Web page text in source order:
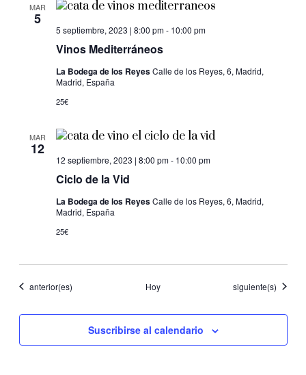
MAR
5
Vinos Mediterráneos
5 septiembre, 2023 | 8:00 pm- 10:00 pm
La Bodega de los ReyesCalle de los Reyes, 6, Madrid,
Madrid, España
25€
MAR
12
Ciclo de la Vid
12 septiembre, 2023 | 8:00 pm- 10:00 pm
La Bodega de los ReyesCalle de los Reyes, 6, Madrid,
Madrid, España
25€
Eventos
anterior(es) Hoy Eventos
siguiente(s)
Suscribirse al calendario